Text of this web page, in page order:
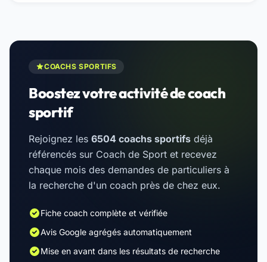
COACHS SPORTIFS
Boostez votre activité de coach
sportif
Rejoignez les 6504 coachs sportifs déjà
référencés sur Coach de Sport et recevez
chaque mois des demandes de particuliers à
la recherche d'un coach près de chez eux.
Fiche coach complète et vérifiée
Avis Google agrégés automatiquement
Mise en avant dans les résultats de recherche